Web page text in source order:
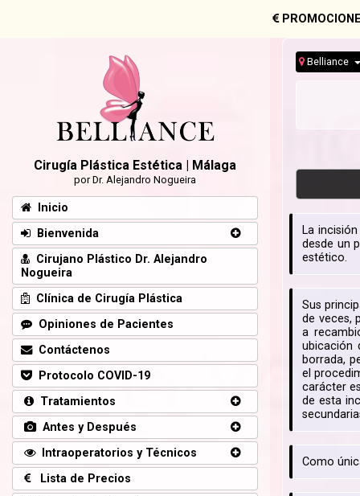
Belliance
La
desde un
estético.
Sus
de veces,
a
ubicación
borrada,
el
carácter
de esta
Como
Cirugía Plástica Estética | Málaga
por Dr. Alejandro Nogueira
Inicio
Bienvenida
Cirujano Plástico Dr. Alejandro
Nogueira
Clínica de Cirugía Plástica
Opiniones de Pacientes
Contáctenos
Protocolo COVID-19
Tratamientos
Antes y Después
Intraoperatorios y Técnicos
Lista de Precios